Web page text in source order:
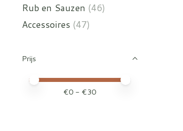
Rub en Sauzen (46)
Accessoires (47)
Prijs
Minimale prijswaarde
Price maximum value
€0 - €30